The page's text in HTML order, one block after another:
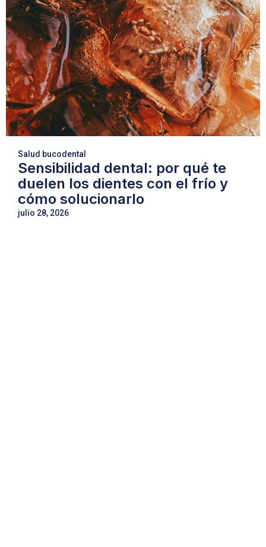
Salud bucodental
Sensibilidad dental: por qué te
duelen los dientes con el frío y
cómo solucionarlo
julio 28, 2026